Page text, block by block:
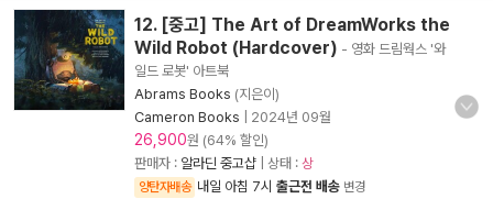
12. [중고] The Art of DreamWorks the
Wild Robot (Hardcover) - 영화 드림웍스 '와
일드 로봇' 아트북
Abrams Books (지은이)
Cameron Books
2024년 09월
26,900원 (64% 할인)
판매자 : 알라딘 중고샵 | 상태 : 상
양탄자배송 내일 아침 7시 출근전 배송 변경